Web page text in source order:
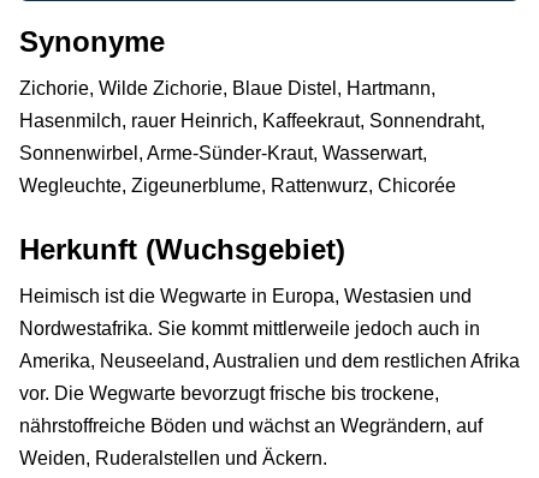
Synonyme
Zichorie, Wilde Zichorie, Blaue Distel, Hartmann,
Hasenmilch, rauer Heinrich, Kaffeekraut, Sonnendraht,
Sonnenwirbel, Arme-Sünder-Kraut, Wasserwart,
Wegleuchte, Zigeunerblume, Rattenwurz, Chicorée
Herkunft (Wuchsgebiet)
Heimisch ist die Wegwarte in Europa, Westasien und
Nordwestafrika. Sie kommt mittlerweile jedoch auch in
Amerika, Neuseeland, Australien und dem restlichen Afrika
vor. Die Wegwarte bevorzugt frische bis trockene,
nährstoffreiche Böden und wächst an Wegrändern, auf
Weiden, Ruderalstellen und Äckern.